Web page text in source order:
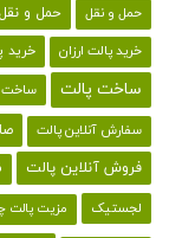
حمل و نقل حمل و
خرید پالت ارزان خرید
ساخت پالت ساخت
سفارش آنلاین پالت
فروش آنلاین پالت
لجستیک مزیت پالت